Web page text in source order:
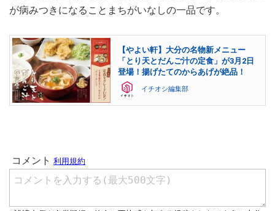
が病みつきになることまちがいなしの一品です。
【やよい軒】大分の名物新メニュー
「とり天とだんご汁の定食」が3月2日
登場！揚げたてのからあげが絶品！
イチオシ編集部